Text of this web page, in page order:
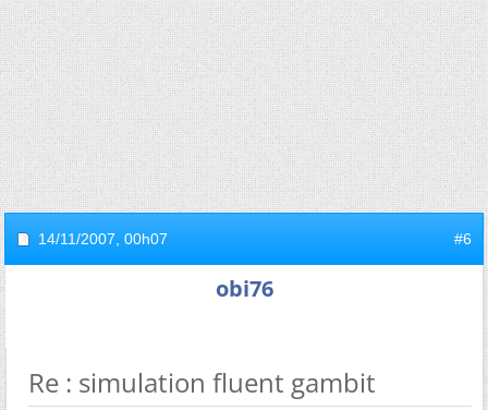
14/11/2007, 00h07 #6
obi76
Re : simulation fluent gambit